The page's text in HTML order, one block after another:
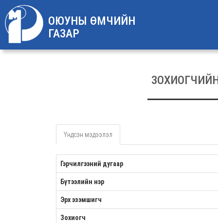
ОЮУНЫ ӨМЧИЙН
ГАЗАР
Үндсэн мэдээлэл
Гэрчилгээний дугаар
Бүтээлийн нэр
Эрх эзэмшигч
Зохиогч